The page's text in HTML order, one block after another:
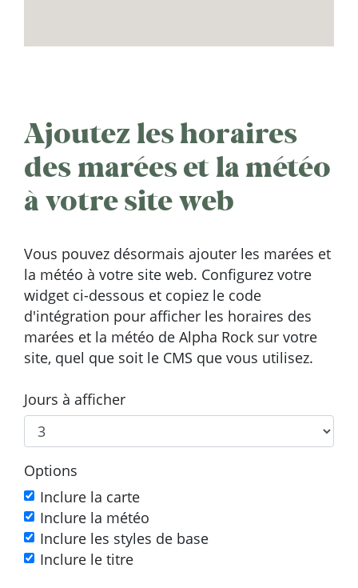
Ajoutez les horaires
des marées et la météo
à votre site web
Vous pouvez désormais ajouter les marées et
la météo à votre site web. Configurez votre
widget ci-dessous et copiez le code
d'intégration pour afficher les horaires des
marées et la météo de Alpha Rock sur votre
site, quel que soit le CMS que vous utilisez.
Jours à afficher
Options
Inclure la carte
Inclure la météo
Inclure les styles de base
Inclure le titre